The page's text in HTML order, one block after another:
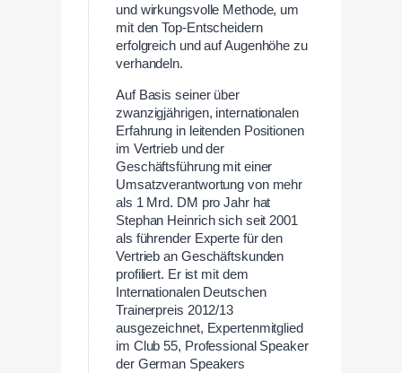
und wirkungsvolle Methode, um
mit den Top-Entscheidern
erfolgreich und auf Augenhöhe zu
verhandeln.
Auf Basis seiner über
zwanzigjährigen, internationalen
Erfahrung in leitenden Positionen
im Vertrieb und der
Geschäftsführung mit einer
Umsatzverantwortung von mehr
als 1 Mrd. DM pro Jahr hat
Stephan Heinrich sich seit 2001
als führender Experte für den
Vertrieb an Geschäftskunden
profiliert. Er ist mit dem
Internationalen Deutschen
Trainerpreis 2012/13
ausgezeichnet, Expertenmitglied
im Club 55, Professional Speaker
der German Speakers